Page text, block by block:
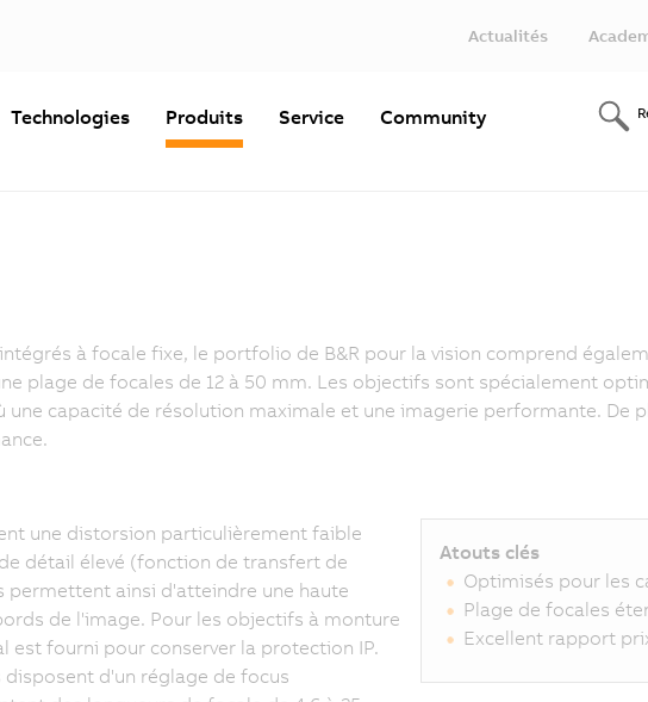
Actualités
Technologies Produits Service Community
à focale fixe, le portfolio de B&R pour la vision comprend
plage de focales de 12 à 50 mm. Les objectifs sont spécialement
une capacité de résolution maximale et une imagerie performante. De
une distorsion particulièrement faible
détail élevé (fonction de transfert de
permettent ainsi d'atteindre une haute
de l'image. Pour les objectifs à monture
est fourni pour conserver la protection IP.
d'un réglage de focus
Atouts clés
Optimisés pour les
Plage de focales
Excellent rapport